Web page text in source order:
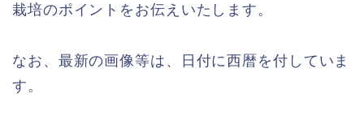
栽培のポイントをお伝えいたします。
なお、最新の画像等は、日付に西暦を付していま
す。